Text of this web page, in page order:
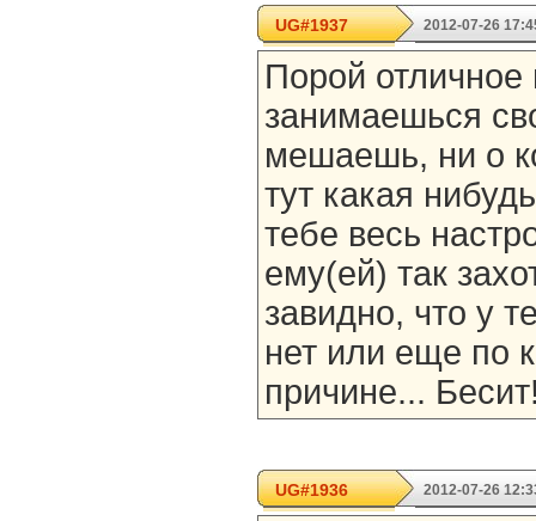
UG#1937 2012-07-26
Порой отличное
занимаешься
мешаешь, ни о
тут какая
тебе весь
ему(ей) так
завидно, что у
нет или еще по
причине...
UG#1936 2012-07-26